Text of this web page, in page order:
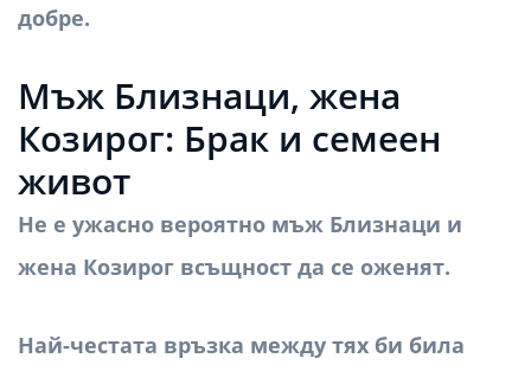
добре.
Мъж Близнаци, жена
Козирог: Брак и семеен
живот
Не е ужасно вероятно мъж Близнаци и
жена Козирог всъщност да се оженят.
Най-честата връзка между тях би била